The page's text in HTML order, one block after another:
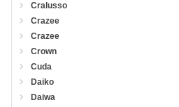
Cralusso
Crazee
Crazee
Crown
Cuda
Daiko
Daiwa